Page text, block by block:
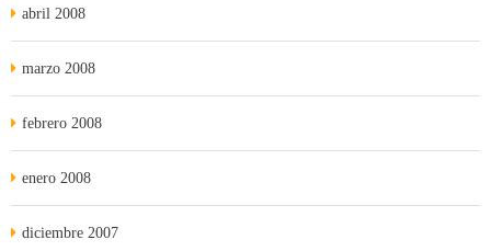
abril 2008
marzo 2008
febrero 2008
enero 2008
diciembre 2007